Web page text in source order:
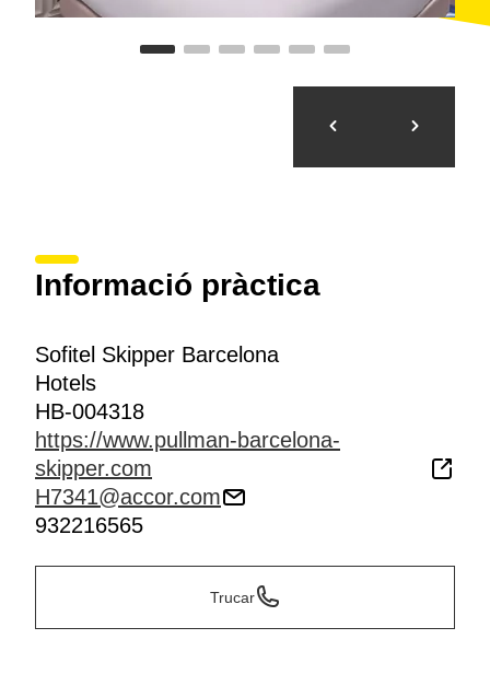
Informació pràctica
Sofitel Skipper Barcelona
Hotels
HB-004318
https://www.pullman-barcelona-
skipper.com
H7341@accor.com
932216565
Trucar